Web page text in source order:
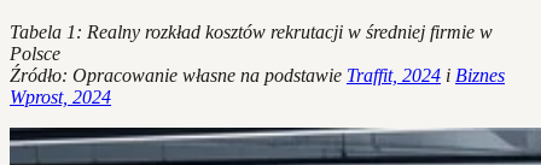
Tabela 1: Realny rozkład kosztów rekrutacji w średniej firmie w
Polsce
Źródło: Opracowanie własne na podstawie Traffit, 2024 i Biznes
Wprost, 2024